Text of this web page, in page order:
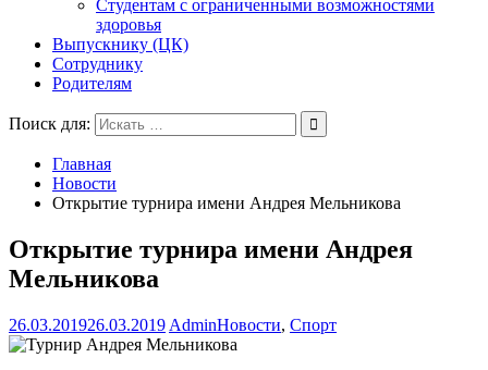
Студентам с ограниченными возможностями
здоровья
Выпускнику (ЦК)
Сотруднику
Родителям
Поиск для:
Главная
Новости
Открытие турнира имени Андрея Мельникова
Открытие турнира имени Андрея
Мельникова
26.03.201926.03.2019 AdminНовости, Спорт